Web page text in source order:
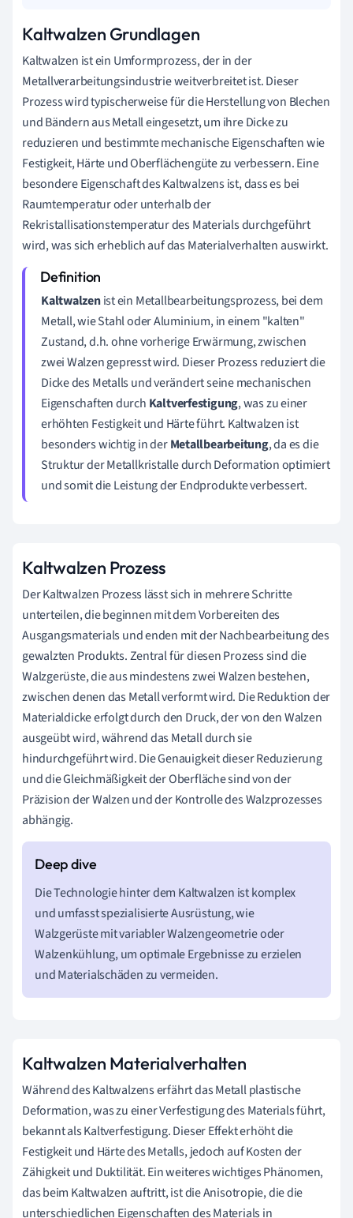
Kaltwalzen Grundlagen
Kaltwalzen ist ein Umformprozess, der in der
Metallverarbeitungsindustrie weitverbreitet ist. Dieser
Prozess wird typischerweise für die Herstellung von Blechen
und Bändern aus Metall eingesetzt, um ihre Dicke zu
reduzieren und bestimmte mechanische Eigenschaften wie
Festigkeit, Härte und Oberflächengüte zu verbessern. Eine
besondere Eigenschaft des Kaltwalzens ist, dass es bei
Raumtemperatur oder unterhalb der
Rekristallisationstemperatur des Materials durchgeführt
wird, was sich erheblich auf das Materialverhalten auswirkt.
Kaltwalzenist ein Metallbearbeitungsprozess, bei dem
Metall, wie Stahl oder Aluminium, in einem "kalten"
Zustand, d.h. ohne vorherige Erwärmung, zwischen
zwei Walzen gepresst wird. Dieser Prozess reduziert die
Dicke des Metalls und verändert seine mechanischen
Eigenschaften durch Kaltverfestigung, was zu einer
erhöhten Festigkeit und Härte führt. Kaltwalzen ist
besonders wichtig in derMetallbearbeitung, da es die
Struktur der Metallkristalle durch Deformation optimiert
und somit die Leistung der Endprodukte verbessert.
Kaltwalzen Prozess
Der Kaltwalzen Prozess lässt sich in mehrere Schritte
unterteilen, die beginnen mit dem Vorbereiten des
Ausgangsmaterials und enden mit der Nachbearbeitung des
gewalzten Produkts. Zentral für diesen Prozess sind die
Walzgerüste, die aus mindestens zwei Walzen bestehen,
zwischen denen das Metall verformt wird. Die Reduktion der
Materialdicke erfolgt durch den Druck, der von den Walzen
ausgeübt wird, während das Metall durch sie
hindurchgeführt wird. Die Genauigkeit dieser Reduzierung
und die Gleichmäßigkeit der Oberfläche sind von der
Präzision der Walzen und der Kontrolle des Walzprozesses
abhängig.
Die Technologie hinter dem Kaltwalzen ist komplex
und umfasst spezialisierte Ausrüstung, wie
Walzgerüste mit variabler Walzengeometrie oder
Walzenkühlung, um optimale Ergebnisse zu erzielen
und Materialschäden zu vermeiden.
Kaltwalzen Materialverhalten
Während des Kaltwalzens erfährt das Metall plastische
Deformation, was zu einer Verfestigung des Materials führt,
bekannt als Kaltverfestigung. Dieser Effekt erhöht die
Festigkeit und Härte des Metalls, jedoch auf Kosten der
Zähigkeit und Duktilität. Ein weiteres wichtiges Phänomen,
das beim Kaltwalzen auftritt, ist die Anisotropie, die die
unterschiedlichen Eigenschaften des Materials in